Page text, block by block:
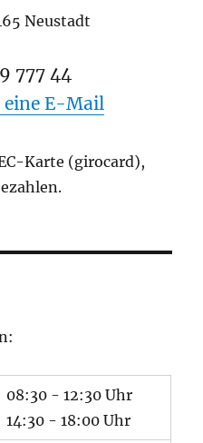
Neustadt
777 44
eine E-Mail
Karte (girocard),
08:30 - 12:30 Uhr
14:30 - 18:00 Uhr